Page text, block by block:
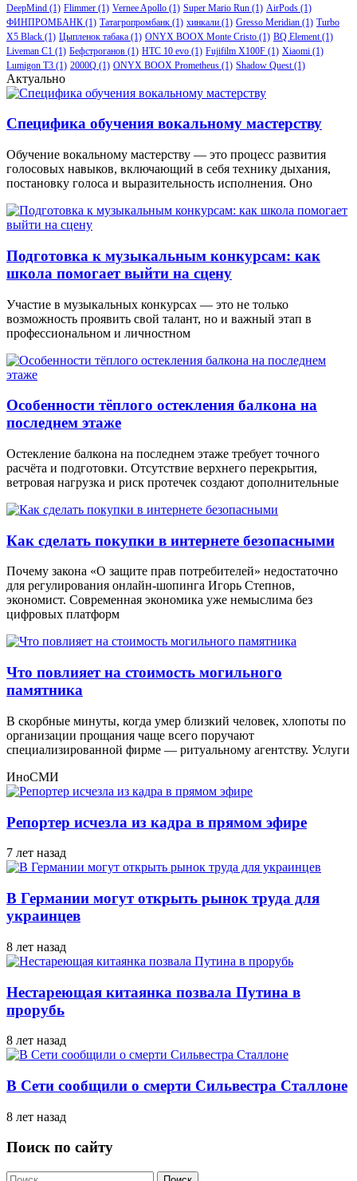
DeepMind (1) Flimmer (1) Vernee Apollo (1) Super Mario Run (1) AirPods (1)
ФИНПРОМБАНК (1) Татагропромбанк (1) хинкали (1) Gresso Meridian (1) Turbo
X5 Black (1) Цыпленок табака (1) ONYX BOOX Monte Cristo (1) BQ Element (1)
Liveman C1 (1) Бефстроганов (1) HTC 10 evo (1) Fujifilm X100F (1) Xiaomi (1)
Lumigon T3 (1) 2000Q (1) ONYX BOOX Prometheus (1) Shadow Quest (1)
Актуально
Специфика обучения вокальному мастерству
Обучение вокальному мастерству — это процесс развития
голосовых навыков, включающий в себя технику дыхания,
постановку голоса и выразительность исполнения. Оно
Подготовка к музыкальным конкурсам: как
школа помогает выйти на сцену
Участие в музыкальных конкурсах — это не только
возможность проявить свой талант, но и важный этап в
профессиональном и личностном
Особенности тёплого остекления балкона на
последнем этаже
Остекление балкона на последнем этаже требует точного
расчёта и подготовки. Отсутствие верхнего перекрытия,
ветровая нагрузка и риск протечек создают дополнительные
Как сделать покупки в интернете безопасными
Почему закона «О защите прав потребителей» недостаточно
для регулирования онлайн-шопинга Игорь Степнов,
экономист. Современная экономика уже немыслима без
цифровых платформ
Что повлияет на стоимость могильного
памятника
В скорбные минуты, когда умер близкий человек, хлопоты по
организации прощания чаще всего поручают
специализированной фирме — ритуальному агентству. Услуги
ИноСМИ
Репортер исчезла из кадра в прямом эфире
7 лет назад
В Германии могут открыть рынок труда для
украинцев
8 лет назад
Нестареющая китаянка позвала Путина в
прорубь
8 лет назад
В Сети сообщили о смерти Сильвестра Сталлоне
8 лет назад
Поиск по сайту
Найти: